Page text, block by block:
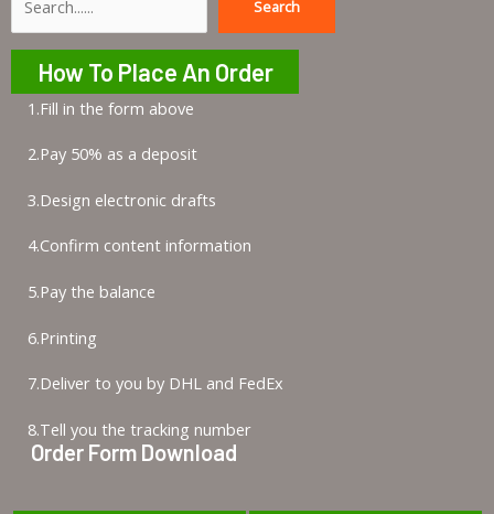
Search
How To Place An Order
1.Fill in the form above
2.Pay 50% as a deposit
3.Design electronic drafts
4.Confirm content information
5.Pay the balance
6.Printing
7.Deliver to you by DHL and FedEx
8.Tell you the tracking number
Order Form Download